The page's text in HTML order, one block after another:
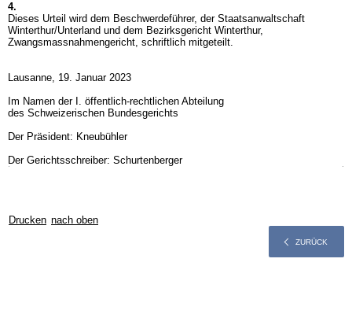
4.
Dieses Urteil wird dem Beschwerdeführer, der Staatsanwaltschaft
Winterthur/Unterland und dem Bezirksgericht Winterthur,
Zwangsmassnahmengericht, schriftlich mitgeteilt.
Lausanne, 19. Januar 2023
Im Namen der I. öffentlich-rechtlichen Abteilung
des Schweizerischen Bundesgerichts
Der Präsident: Kneubühler
Der Gerichtsschreiber: Schurtenberger
Drucken nach oben
ZURÜCK